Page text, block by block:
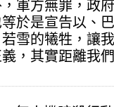
軍方無罪，政
於是宣告以、
雪的犧牲，讓
，其實距離我